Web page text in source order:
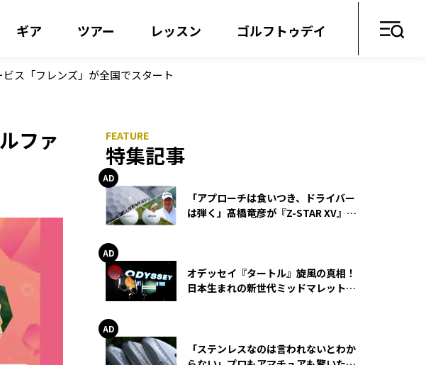
ギア ツアー レッスン ゴルフトゥデイ
ス「フレンズ」が全国でスタート
ファ
特集記事
「アプローチは食いつき、ドライバー
は弾く」髙橋竜彦が『Z-STAR XV』を
オデッセイ『タートル』旋風の真相！
日本生まれの新世代ミッドマレットが
「ステンレスなのは言われないとわか